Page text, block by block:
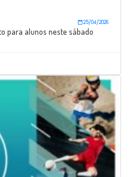
25/04/2026
para alunos neste sábado